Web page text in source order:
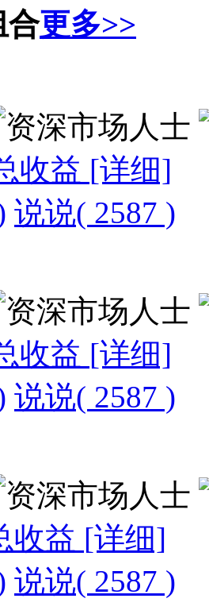
合更多>>
收益 [详细]
说说( 2587 )
收益 [详细]
说说( 2587 )
收益 [详细]
说说( 2587 )